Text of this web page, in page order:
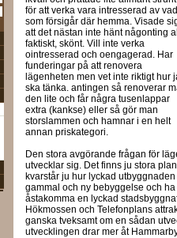
för att verka vara intresserad av vad
som försigår där hemma. Visade
att det nästan inte hänt någonting
faktiskt, skönt. Vill inte verka
ointresserad och oengagerad. Har
funderingar på att renovera
lägenheten men vet inte riktigt hur
ska tänka. antingen så renoverar
den lite och får några tusenlappar
extra (kankse) eller så gör man
storslammen och hamnar i en helt
annan priskategori.
Den stora avgörande frågan för
utvecklar sig. Det finns ju stora
kvarstår ju hur lyckad
gammal och ny bebyggelse och
åstakomma en lyckad
Hökmossen och Telefonplans
ganska tveksamt om en sådan
utvecklingen drar mer åt